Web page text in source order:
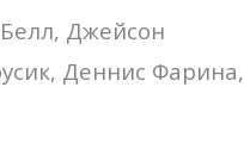
Джейсон
Деннис Фарина,